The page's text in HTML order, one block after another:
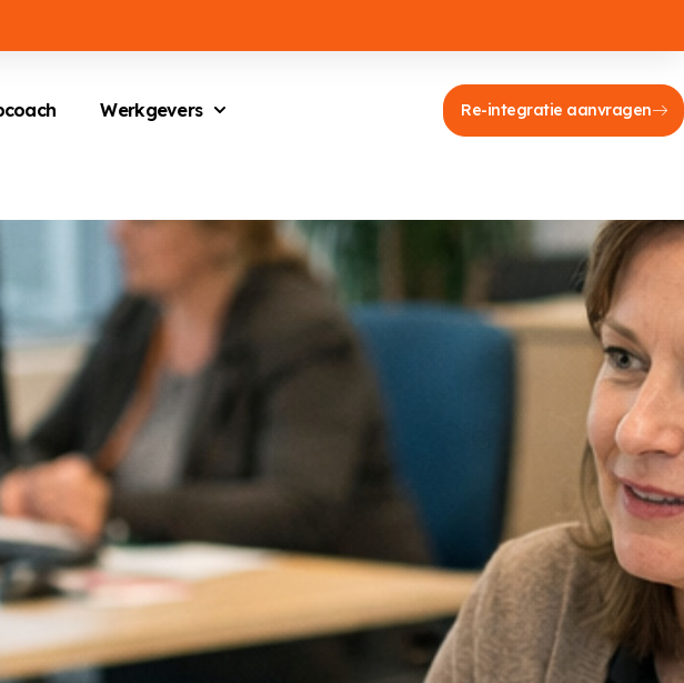
Werkgevers Re-integratie aanvragen